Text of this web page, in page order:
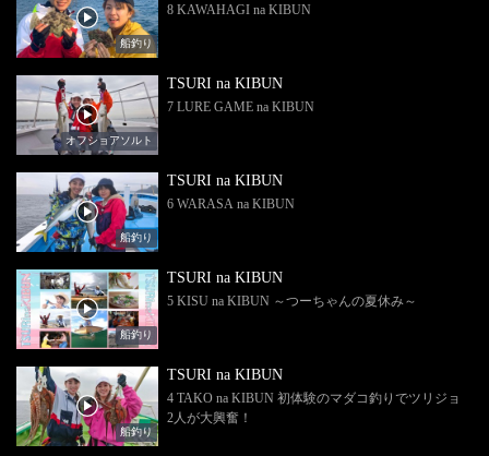
船釣り
8 KAWAHAGI na KIBUN
オフショアソルト
TSURI na KIBUN
7 LURE GAME na KIBUN
船釣り
TSURI na KIBUN
6 WARASA na KIBUN
船釣り
TSURI na KIBUN
5 KISU na KIBUN ～つーちゃんの夏休み～
船釣り
TSURI na KIBUN
4 TAKO na KIBUN 初体験のマダコ釣りでツリジョ
2人が大興奮！